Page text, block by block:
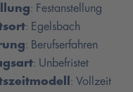
: Festanstellung
: Egelsbach
: Berufserfahren
: Unbefristet
: Vollzeit